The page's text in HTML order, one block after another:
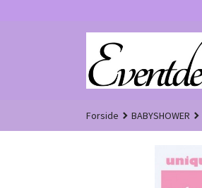
Forside BABYSHOWER